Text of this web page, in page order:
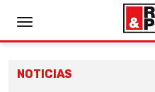
NOTICIAS